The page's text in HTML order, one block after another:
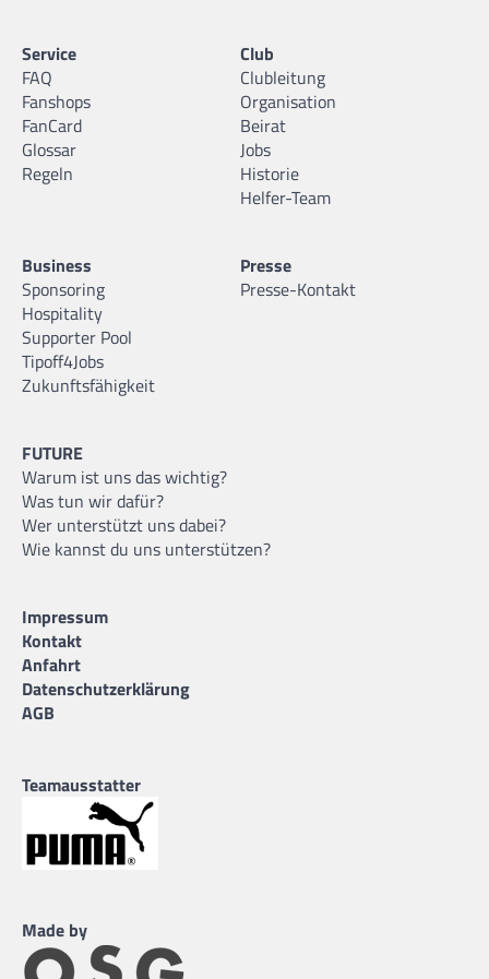
Service
FAQ
Fanshops
FanCard
Glossar
Regeln
Club
Clubleitung
Organisation
Beirat
Jobs
Historie
Helfer-Team
Business
Sponsoring
Hospitality
Supporter Pool
Tipoff4Jobs
Zukunftsfähigkeit
Presse
Presse-Kontakt
FUTURE
Warum ist uns das wichtig?
Was tun wir dafür?
Wer unterstützt uns dabei?
Wie kannst du uns unterstützen?
Impressum
Kontakt
Anfahrt
Datenschutzerklärung
AGB
Teamausstatter
Made by